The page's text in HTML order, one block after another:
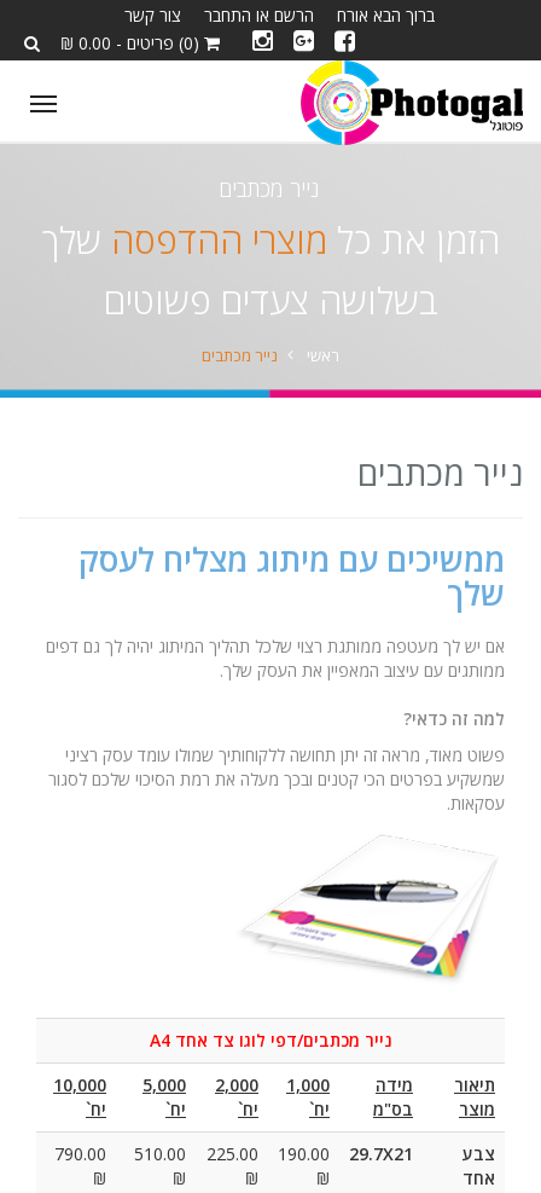
ברוך הבא אורח הרשם או התחבר
צור קשר
(0) פריטים - 0.00 ₪
נייר מכתבים
הזמן את כל מוצרי ההדפסה שלך
בשלושה צעדים פשוטים
ראשי נייר מכתבים
נייר מכתבים
ממשיכים עם מיתוג מצליח לעסק
שלך
אם יש לך מעטפה ממותגת רצוי שלכל תהליך המיתוג יהיה לך גם דפים
ממותגים עם עיצוב המאפיין את העסק שלך.
למה זה כדאי?
פשוט מאוד, מראה זה יתן תחושה ללקוחותיך שמולו עומד עסק רציני
שמשקיע בפרטים הכי קטנים ובכך מעלה את רמת הסיכוי שלכם לסגור
עסקאות.
נייר מכתבים/דפי לוגו צד אחד A4
תיאור
מוצר
מידה
בס"מ
1,000
יח`
2,000
יח`
5,000
יח`
10,000
יח`
צבע
אחד
29.7X21
190.00
₪
225.00
₪
510.00
₪
790.00
₪